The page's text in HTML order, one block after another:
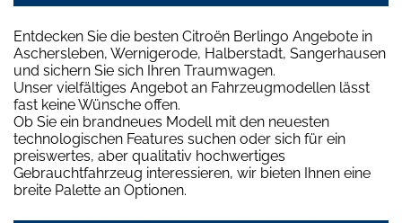
Entdecken Sie die besten Citroën Berlingo Angebote in
Aschersleben, Wernigerode, Halberstadt, Sangerhausen
und sichern Sie sich Ihren Traumwagen.
Unser vielfältiges Angebot an Fahrzeugmodellen lässt
fast keine Wünsche offen.
Ob Sie ein brandneues Modell mit den neuesten
technologischen Features suchen oder sich für ein
preiswertes, aber qualitativ hochwertiges
Gebrauchtfahrzeug interessieren, wir bieten Ihnen eine
breite Palette an Optionen.